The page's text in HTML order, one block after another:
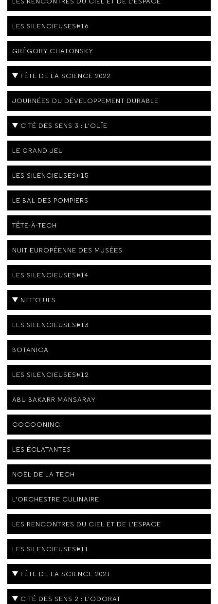
LES SILENCIEUSES#16
GRÉGORY CHATONSKY
FÊTE DE LA SCIENCE 2022
JOURNÉES DU DÉVELOPPEMENT DURABLE
CITÉ DES SENS 3 : L'OUÎE
LE GRAND JEU
LES SILENCIEUSES#15
LE BAL DES POMPIERS
TÊTE-À-TECH
NUIT EUROPÉENNE DES MUSÉES
LES SILENCIEUSES#14
NFT’ŒUFS
LES SILENCIEUSES#13
BOTANICA
LES SILENCIEUSES#12
ABU BAKARR MANSARAY
COCOONING
LES ÉCLATANTES
NOËL DE LA TECH
L'ORCHESTRE CULINAIRE
LES RENCONTRES DU CIEL ET DE L'ESPACE
LES SILENCIEUSES#11
FÊTE DE LA SCIENCE 2021
CITÉ DES SENS 2 : L'ODORAT